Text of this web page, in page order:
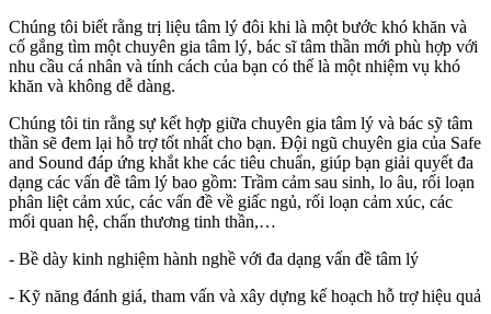
Chúng tôi biết rằng trị liệu tâm lý đôi khi là một bước khó khăn và
cố gắng tìm một chuyên gia tâm lý, bác sĩ tâm thần mới phù hợp với
nhu cầu cá nhân và tính cách của bạn có thể là một nhiệm vụ khó
khăn và không dễ dàng.
Chúng tôi tin rằng sự kết hợp giữa chuyên gia tâm lý và bác sỹ tâm
thần sẽ đem lại hỗ trợ tốt nhất cho bạn. Đội ngũ chuyên gia của Safe
and Sound đáp ứng khắt khe các tiêu chuẩn, giúp bạn giải quyết đa
dạng các vấn đề tâm lý bao gồm: Trầm cảm sau sinh, lo âu, rối loạn
phân liệt cảm xúc, các vấn đề về giấc ngủ, rối loạn cảm xúc, các
mối quan hệ, chấn thương tinh thần,…
- Bề dày kinh nghiệm hành nghề với đa dạng vấn đề tâm lý
- Kỹ năng đánh giá, tham vấn và xây dựng kế hoạch hỗ trợ hiệu quả